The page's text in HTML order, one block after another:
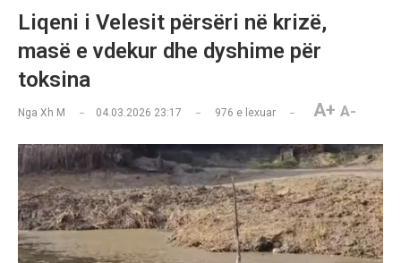
Liqeni i Velesit përsëri në krizë,
masë e vdekur dhe dyshime për
toksina
Nga Xh M 04.03.2026 23:17 976 e lexuar A+ A-